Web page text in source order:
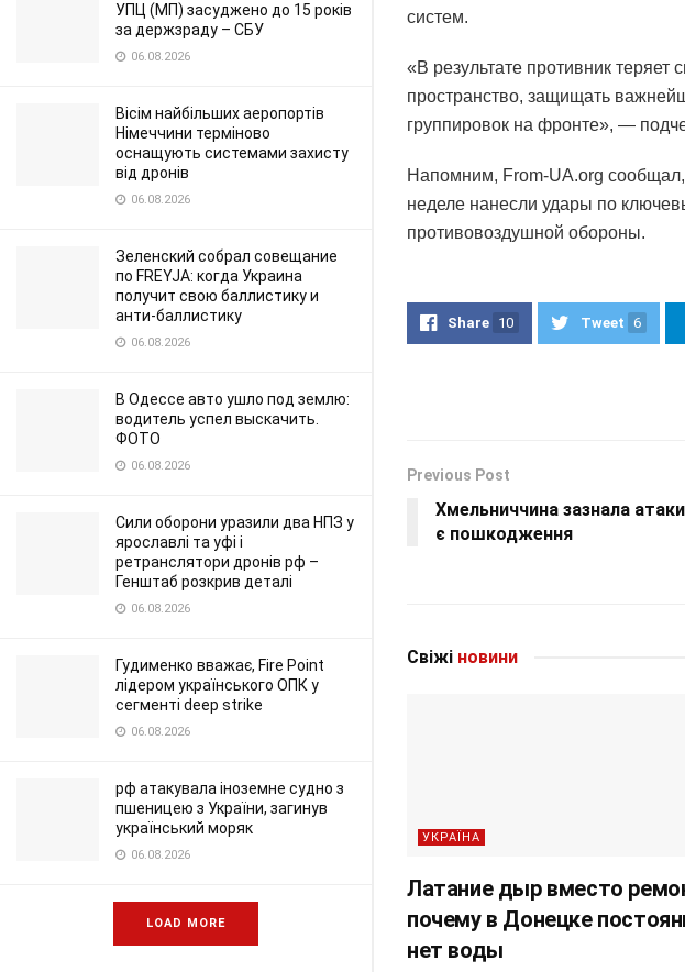
УПЦ (МП) засуджено до 15 років
за держзраду – СБУ
06.08.2026
Вісім найбільших аеропортів
Німеччини терміново
оснащують системами захисту
від дронів
06.08.2026
Зеленский собрал совещание
по FREYJA: когда Украина
получит свою баллистику и
анти-баллистику
06.08.2026
В Одессе авто ушло под землю:
водитель успел выскачить.
ФОТО
06.08.2026
Сили оборони уразили два НПЗ у
ярославлі та уфі і
ретранслятори дронів рф –
Генштаб розкрив деталі
06.08.2026
Гудименко вважає, Fire Point
лідером українського ОПК у
сегменті deep strike
06.08.2026
рф атакувала іноземне судно з
пшеницею з України, загинув
український моряк
06.08.2026
LOAD MORE
систем.
«В результате противник теряет
пространство, защищать
группировок на фронте», —
Напомним, From-UA.org
неделе нанесли удары по
противовоздушной обороны.
Share 10 Tweet 6
Previous Post
Хмельниччина зазнала
є пошкодження
Свіжі новини
УКРАЇНА
Латание дыр вместо
почему в Донецке
нет воды